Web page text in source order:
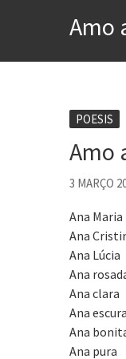
Amo
POESIS
Amo
3 MARÇO
Ana Maria
Ana
Ana Lúcia
Ana
Ana clara
Ana escura
Ana
Ana pura